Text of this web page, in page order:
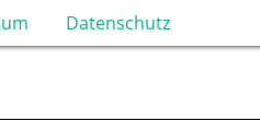
Datenschutz